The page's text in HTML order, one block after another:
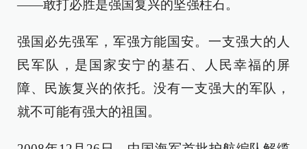
——敢打必胜是强国复兴的坚强柱石。
强国必先强军，军强方能国安。一支强大的人
民军队，是国家安宁的基石、人民幸福的屏
障、民族复兴的依托。没有一支强大的军队，
就不可能有强大的祖国。